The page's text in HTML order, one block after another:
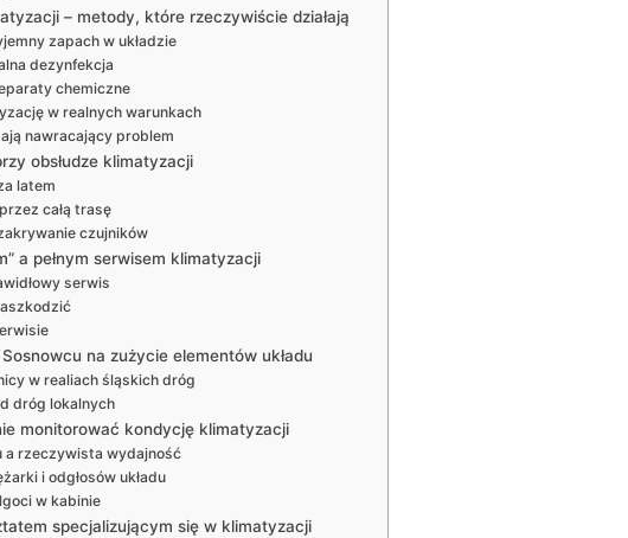
– metody, które rzeczywiście działają
zapach w układzie
dezynfekcja
chemiczne
w realnych warunkach
nawracający problem
obsłudze klimatyzacji
latem
całą trasę
czujników
a pełnym serwisem klimatyzacji
serwis
na zużycie elementów układu
w realiach śląskich dróg
dróg lokalnych
monitorować kondycję klimatyzacji
a rzeczywista wydajność
i odgłosów układu
w kabinie
specjalizującym się w klimatyzacji